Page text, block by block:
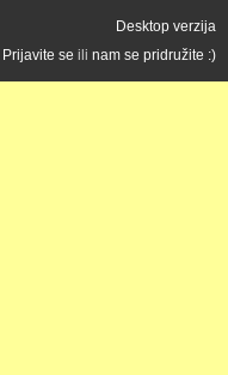
Desktop verzija
Prijavite se ili nam se pridružite :)